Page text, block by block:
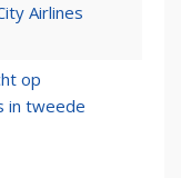
Airlines
op
in tweede